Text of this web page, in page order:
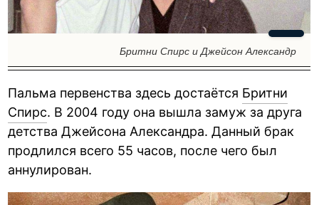
Бритни Спирс и Джейсон Александр
Пальма первенства здесь достаётся Бритни
Спирс. В 2004 году она вышла замуж за друга
детства Джейсона Александра. Данный брак
продлился всего 55 часов, после чего был
аннулирован.